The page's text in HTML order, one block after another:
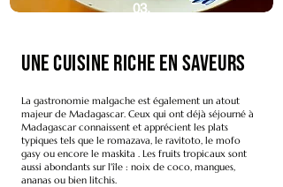
03.
Une cuisine riche en saveurs
La gastronomie malgache est également un atout
majeur de Madagascar. Ceux qui ont déjà séjourné à
Madagascar connaissent et apprécient les plats
typiques tels que le romazava, le ravitoto, le mofo
gasy ou encore le maskita . Les fruits tropicaux sont
aussi abondants sur l'île : noix de coco, mangues,
ananas ou bien litchis.